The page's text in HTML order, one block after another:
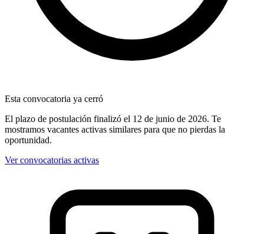
Esta convocatoria ya cerró
El plazo de postulación finalizó el 12 de junio de 2026. Te
mostramos vacantes activas similares para que no pierdas la
oportunidad.
Ver convocatorias activas